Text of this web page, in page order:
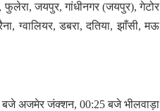
फुलेरा, जयपुर, गांधीनगर (जयपुर), गेटोर
ग्वालियर, डबरा, दतिया, झाँसी, मऊ
बजे अजमेर जंक्शन, 00:25 बजे भीलवाड़ा